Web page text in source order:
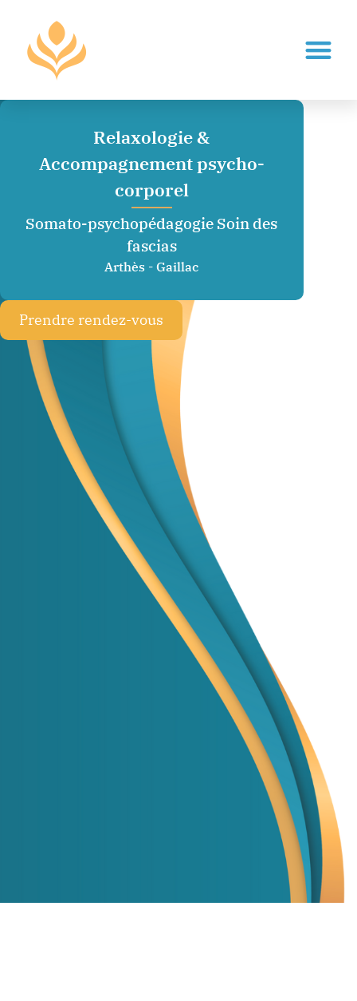
Relaxologie &
Accompagnement psycho-
corporel
Somato-psychopédagogie Soin des
fascias
Arthès - Gaillac
Prendre rendez-vous